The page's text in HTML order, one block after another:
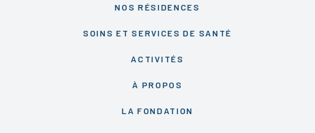
NOS RÉSIDENCES
SOINS ET SERVICES DE SANTÉ
ACTIVITÉS
À PROPOS
LA FONDATION